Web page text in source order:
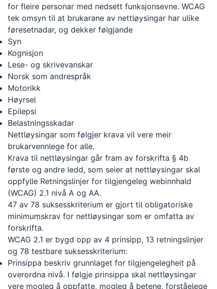
for fleire personar med nedsett funksjonsevne. WCAG
tek omsyn til at brukarane av nettløysingar har ulike
føresetnadar, og dekker følgjande
Syn
Kognisjon
Lese- og skrivevanskar
Norsk som andrespråk
Motorikk
Høyrsel
Epilepsi
Belastningsskadar
Nettløysingar som følgjer krava vil vere meir
brukarvennlege for alle.
Krava til nettløysingar går fram av forskrifta § 4b
første og andre ledd, som seier at nettløysingar skal
oppfylle Retningslinjer for tilgjengeleg webinnhald
(WCAG) 2.1 nivå A og AA.
47 av 78 suksesskriterium er gjort til obligatoriske
minimumskrav for nettløysingar som er omfatta av
forskrifta.
WCAG 2.1 er bygd opp av 4 prinsipp, 13 retningslinjer
og 78 testbare suksesskriterium:
Prinsippa beskriv grunnlaget for tilgjengelegheit på
overordna nivå. I følgje prinsippa skal nettløysingar
vere mogleg å oppfatte, mogleg å betene, forståelege